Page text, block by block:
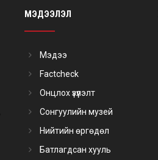
МЭДЭЭЛЭЛ
Мэдээ
Factcheck
Онцлох үзүүлэлт
Сонгуулийн музей
Нийтийн өргөдөл
Батлагдсан хууль